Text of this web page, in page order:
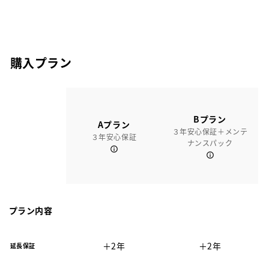
購入プラン
Aプラン
３年安心保証
Bプラン
３年安心保証＋メンテ
ナンスパック
プラン内容
延長保証 ＋2年 ＋2年